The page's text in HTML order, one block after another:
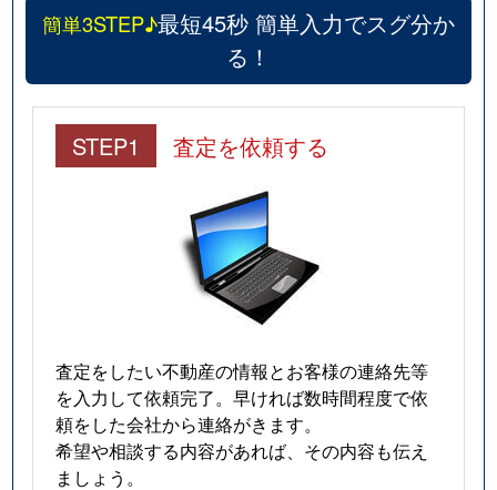
簡単3STEP♪最短45秒 簡単入力でスグ分か
る！
STEP1 査定を依頼する
査定をしたい不動産の情報とお客様の連絡先等
を入力して依頼完了。早ければ数時間程度で依
頼をした会社から連絡がきます。
希望や相談する内容があれば、その内容も伝え
ましょう。